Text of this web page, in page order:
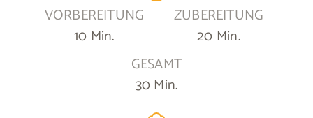
VORBEREITUNG
10Minuten
Min.
ZUBEREITUNG
20Minuten
Min.
GESAMT
30Minuten
Min.